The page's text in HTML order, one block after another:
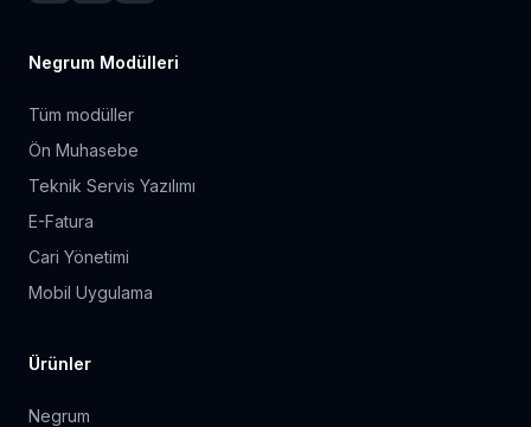
Negrum Modülleri
Tüm modüller
Ön Muhasebe
Teknik Servis Yazılımı
E-Fatura
Cari Yönetimi
Mobil Uygulama
Ürünler
Negrum